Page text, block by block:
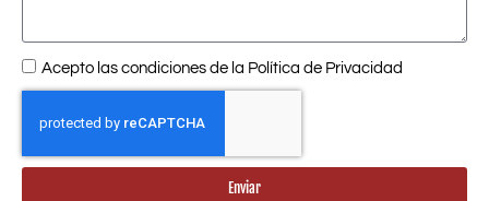
Acepto las condiciones de la Política de Privacidad
Enviar